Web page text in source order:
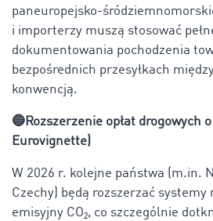
paneuropejsko-
i importerzy muszą stosować
dokumentowania pochodzenia
bezpośrednich przesyłkach
konwencją.
🔵Rozszerzenie opłat drogowych
Eurovignette)
W 2026 r. kolejne państwa (m.in.
Czechy) będą rozszerzać
emisyjny CO₂, co szczególnie